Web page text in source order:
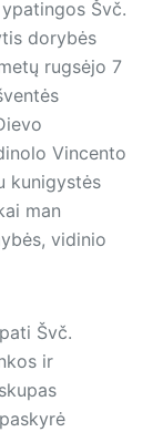
Švč.
dorybės
rugsėjo 7
Vincento
kunigystės
man
vidinio
Švč.
ir